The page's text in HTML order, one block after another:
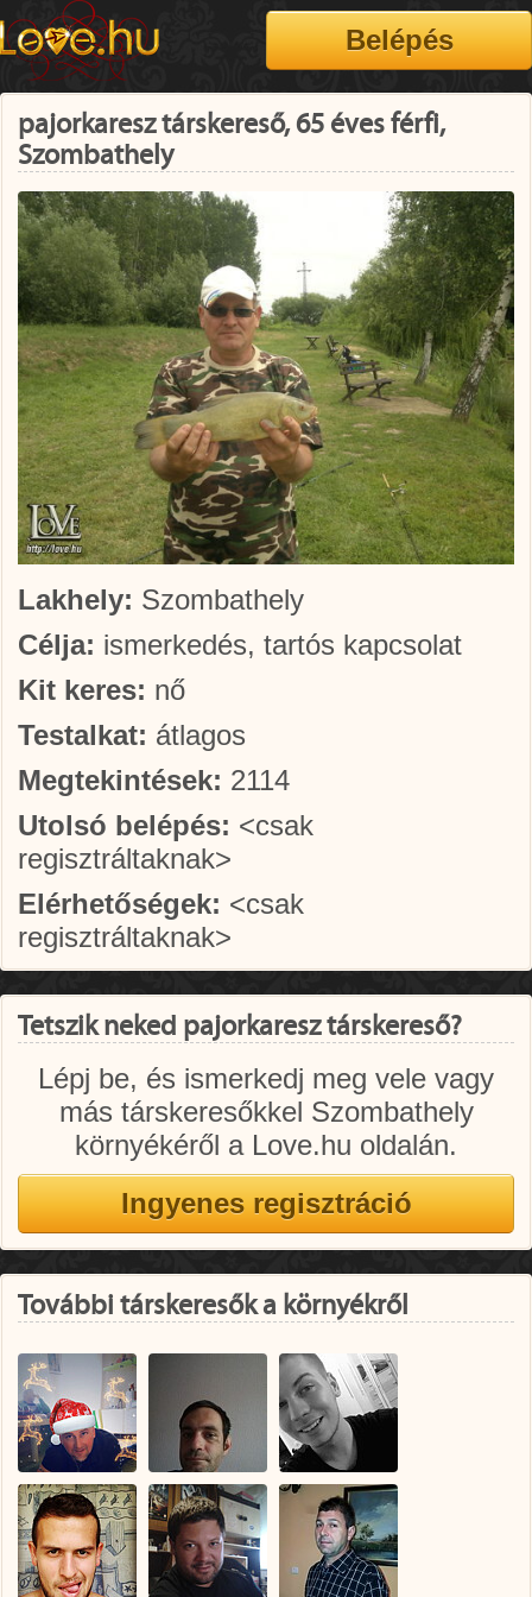
pajorkaresz társkereső, 65 éves férfi,
Szombathely
Lakhely: Szombathely
Célja: ismerkedés, tartós kapcsolat
Kit keres: nő
Testalkat: átlagos
Megtekintések: 2114
Utolsó belépés: <csak
regisztráltaknak>
Elérhetőségek: <csak
regisztráltaknak>
Tetszik neked pajorkaresz társkereső?
Lépj be, és ismerkedj meg vele vagy
más társkeresőkkel Szombathely
környékéről a Love.hu oldalán.
További társkeresők a környékről